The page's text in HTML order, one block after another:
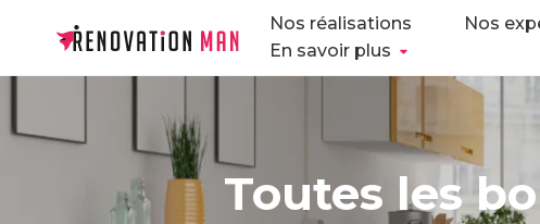
Nos réalisations Nos
En savoir plus
Toutes les